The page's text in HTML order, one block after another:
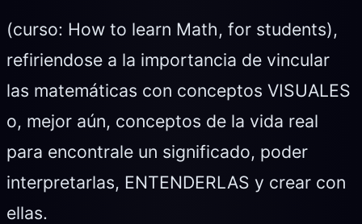
(curso: How to learn Math, for students),
refiriendose a la importancia de vincular
las matemáticas con conceptos VISUALES
o, mejor aún, conceptos de la vida real
para encontrale un significado, poder
interpretarlas, ENTENDERLAS y crear con
ellas.